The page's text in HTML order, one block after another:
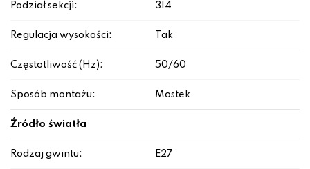
Podział sekcji: 3|4
Regulacja wysokości: Tak
Częstotliwość (Hz): 50/60
Sposób montażu: Mostek
Źródło światła
Rodzaj gwintu: E27